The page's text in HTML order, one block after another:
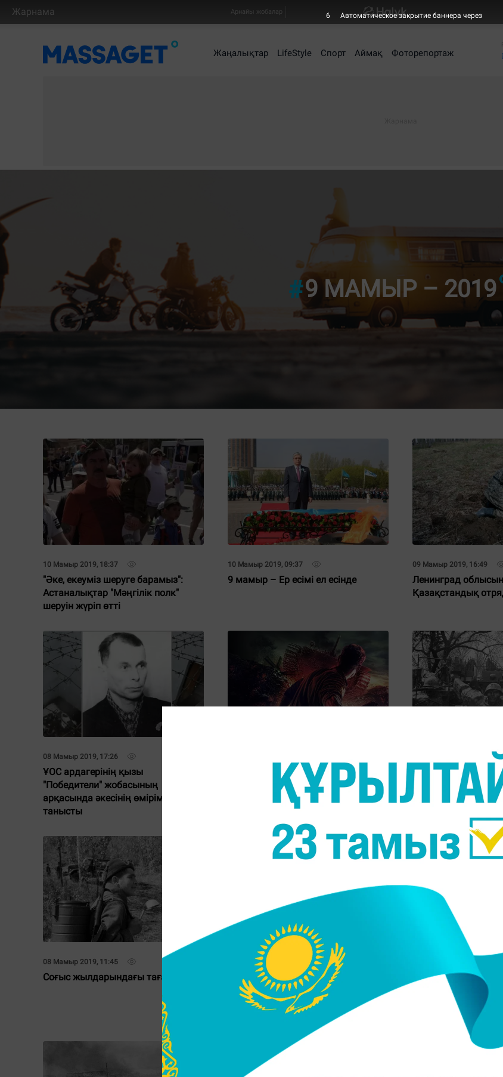
Жарнама Арнайы жобалар
Жаңалықтар LifeStyle Спорт Аймақ Фоторепортаж
9 МАМЫР – 2019
10 Мамыр 2019, 18:37
"Әке, екеуміз шеруге барамыз":
Астаналықтар "Мәңгілік полк"
шеруін жүріп өтті
10 Мамыр 2019, 09:37
9 мамыр – Ер есімі ел есінде
09 Мамыр 2019, 16:49
Ленинград
Қазақстандық
08 Мамыр 2019, 17:26
ҰОС ардагерінің қызы
"Победители" жобасының
арқасында әкесінің өмірімен
танысты
Ұлы Отан соғысы туралы
Алматыдағы 28
батырға арналған
ашылу тарихы
08 Мамыр 2019, 11:45
Соғыс жылдарындағы тағамдар
08 Мамыр 2019, 11:16
Шерхан Мұртаза: "Бауыржан,
Рахымжан, Кәкімжан"
06 Мамыр 2019, 18:15
"Олар соғыс
келмейтін, көбіне
шақыратын".
ұрпақ жадында
5 Автоматическое закрытие баннера через